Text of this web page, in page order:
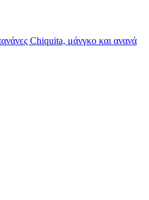
Chiquita, μάνγκο και ανανά